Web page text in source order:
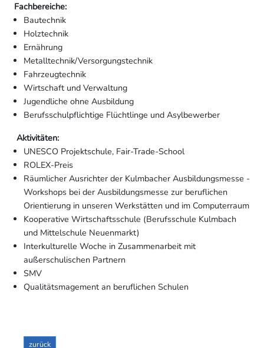
Fachbereiche:
Bautechnik
Holztechnik
Ernährung
Metalltechnik/Versorgungstechnik
Fahrzeugtechnik
Wirtschaft und Verwaltung
Jugendliche ohne Ausbildung
Berufsschulpflichtige Flüchtlinge und Asylbewerber
Aktivitäten:
UNESCO Projektschule, Fair-Trade-School
ROLEX-Preis
Räumlicher Ausrichter der Kulmbacher Ausbildungsmesse -
Workshops bei der Ausbildungsmesse zur beruflichen
Orientierung in unseren Werkstätten und im Computerraum
Kooperative Wirtschaftsschule (Berufsschule Kulmbach
und Mittelschule Neuenmarkt)
Interkulturelle Woche in Zusammenarbeit mit
außerschulischen Partnern
SMV
Qualitätsmagement an beruflichen Schulen
zurück